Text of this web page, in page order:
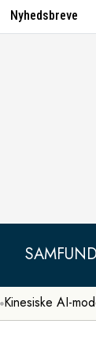
Nyhedsbreve
SAMFUND
Kinesiske AI-